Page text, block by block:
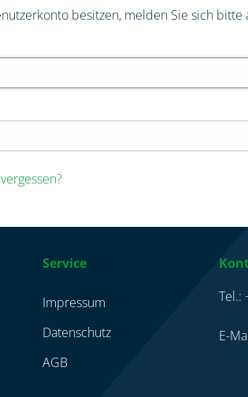
besitzen, melden Sie sich bitte
Service
Impressum
Datenschutz
AGB
Tel.:
E-